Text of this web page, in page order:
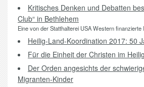
Kritisches Denken und Debatten
Club“ in Bethlehem
Eine von der Statthalterei USA Western finanzierte
Heilig-Land-Koordination 2017: 50
Für die Einheit der Christen im
Der Orden angesichts der
Migranten-Kinder